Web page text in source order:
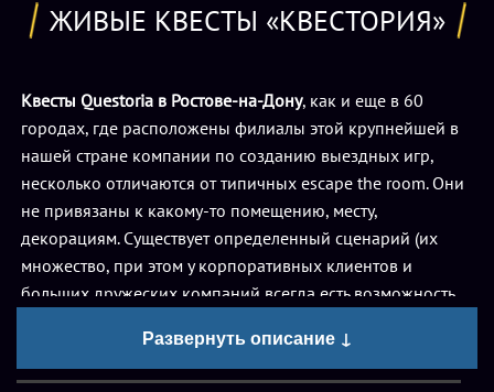
ЖИВЫЕ КВЕСТЫ «КВЕСТОРИЯ»
Квесты Questoria в Ростове-на-Дону, как и еще в 60
городах, где расположены филиалы этой крупнейшей в
нашей стране компании по созданию выездных игр,
несколько отличаются от типичных escape the room. Они
не привязаны к какому-то помещению, месту,
декорациям. Существует определенный сценарий (их
множество, при этом у корпоративных клиентов и
больших дружеских компаний всегда есть возможность
соответствующие ему роли.Развернуть описание ↓